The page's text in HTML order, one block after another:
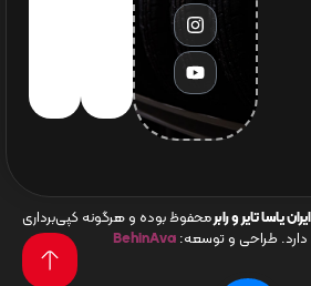
یاسا تایر و رابرمحفوظ بوده و هرگونه کپی‌برداری
دارد. طراحی و توسعه: BehinAva